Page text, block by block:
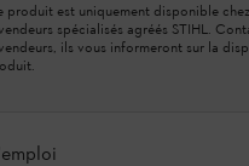
produit est uniquement disponible
spécialisés agréés STIHL.
ils vous informeront sur la